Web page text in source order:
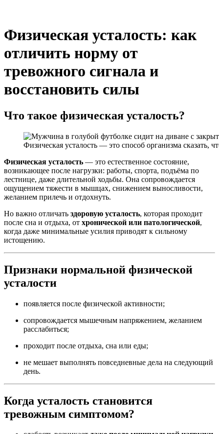
Физическая усталость: как
отличить норму от
тревожного сигнала и
восстановить силы
Что такое физическая усталость?
Физическая усталость — это способ организма сказать,
Физическая усталость — это естественное состояние,
возникающее после нагрузки: работы, спорта, подъёма по
лестнице, даже длительной ходьбы. Она сопровождается
ощущением тяжести в мышцах, снижением выносливости,
желанием прилечь и отдохнуть.
Но важно отличать здоровую усталость, которая проходит
после сна и отдыха, от хронической или патологической,
когда даже минимальные усилия приводят к сильному
истощению.
Признаки нормальной физической
усталости
появляется после физической активности;
сопровождается мышечным напряжением, желанием
расслабиться;
проходит после отдыха, сна или еды;
не мешает выполнять повседневные дела на следующий
день.
Когда усталость становится
тревожным симптомом?